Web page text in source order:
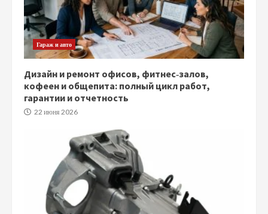
Гараж и авто
Дизайн и ремонт офисов, фитнес‑залов,
кофеен и общепита: полный цикл работ,
гарантии и отчетность
22 июня 2026